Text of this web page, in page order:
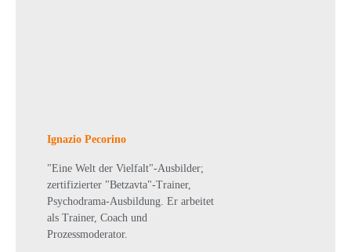
Ignazio Pecorino
"Eine Welt der Vielfalt"-Ausbilder;
zertifizierter "Betzavta"-Trainer,
Psychodrama-Ausbildung. Er arbeitet
als Trainer, Coach und
Prozessmoderator.